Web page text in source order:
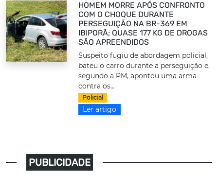
HOMEM MORRE APÓS CONFRONTO
COM O CHOQUE DURANTE
PERSEGUIÇÃO NA BR-369 EM
IBIPORÃ; QUASE 177 KG DE DROGAS
SÃO APREENDIDOS
Suspeito fugiu de abordagem policial,
bateu o carro durante a perseguição e,
segundo a PM, apontou uma arma
contra os...
Policial
Ler artigo
PUBLICIDADE